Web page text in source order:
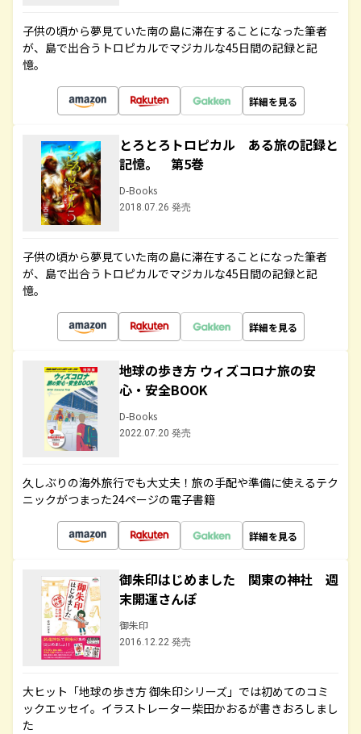
子供の頃から夢見ていた南の島に滞在することになった筆者
が、島で出合うトロピカルでマジカルな45日間の記録と記
憶。
詳細を見る
とろとろトロピカル ある旅の記録と
記憶。 第5巻
D-Books
2018.07.26 発売
子供の頃から夢見ていた南の島に滞在することになった筆者
が、島で出合うトロピカルでマジカルな45日間の記録と記
憶。
詳細を見る
地球の歩き方 ウィズコロナ旅の安
心・安全BOOK
D-Books
2022.07.20 発売
久しぶりの海外旅行でも大丈夫！旅の手配や準備に使えるテク
ニックがつまった24ページの電子書籍
詳細を見る
御朱印はじめました 関東の神社 週
末開運さんぽ
御朱印
2016.12.22 発売
大ヒット「地球の歩き方 御朱印シリーズ」では初めてのコミ
ックエッセイ。イラストレーター柴田かおるが書きおろしまし
た